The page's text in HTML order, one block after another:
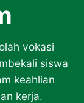
vokasi
siswa
keahlian
kerja.